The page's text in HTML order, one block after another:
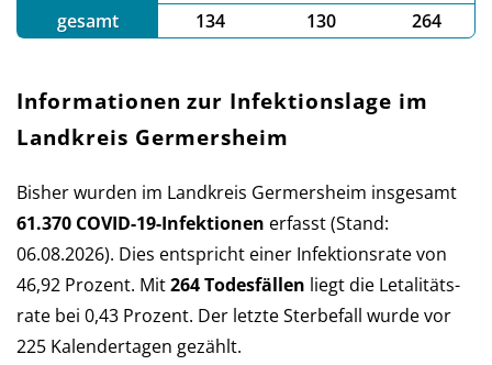
gesamt
134 130 264
Informationen zur Infektionslage im
Landkreis Germersheim
Bisher wurden im Landkreis Germersheim ins­ge­samt
61.370 COVID-19-Infek­tio­nen er­fasst (Stand:
06.08.2026). Dies ent­spricht einer Infek­tions­rate von
46,92 Pro­zent. Mit264 Todes­fällen liegt die Let­a­li­täts­
rate bei 0,43 Pro­zent. Der letzte Sterbe­fall wurde vor
225 Kalender­tagen gezählt.